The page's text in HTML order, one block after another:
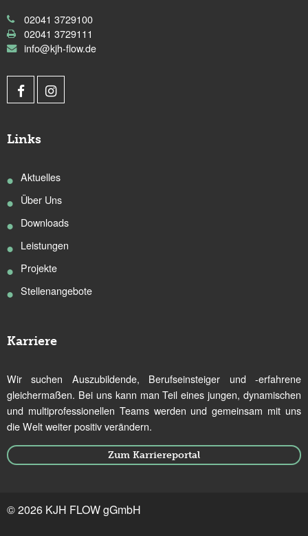
02041 3729100
02041 3729111
info@kjh-flow.de
Links
Aktuelles
Über Uns
Downloads
Leistungen
Projekte
Stellenangebote
Karriere
Wir suchen Auszubildende, Berufseinsteiger und -erfahrene
gleichermaßen. Bei uns kann man Teil eines jungen, dynamischen
und multiprofessionellen Teams werden und gemeinsam mit uns
die Welt weiter positiv verändern.
Zum Karriereportal
© 2026 KJH FLOW gGmbH